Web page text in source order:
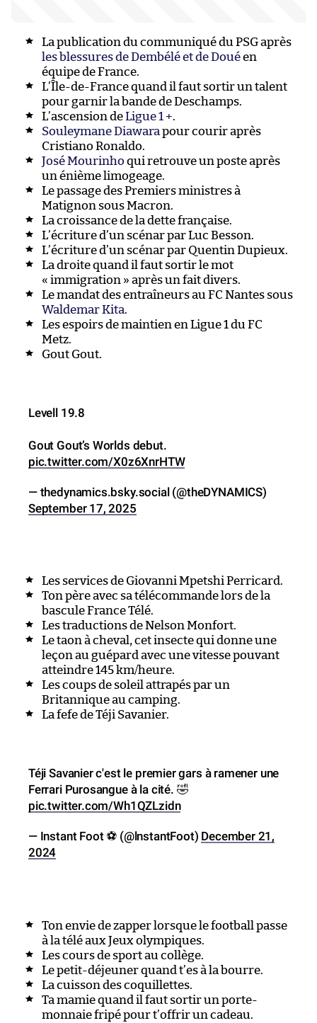
La publication du communiqué du PSG après
les blessures de Dembélé et de Douéen
équipe de France.
L’Île-de-France quand il faut sortir un talent
pour garnir la bande de Deschamps.
L’ascension deLigue 1 +.
Souleymane Diawara pour courir après
Cristiano Ronaldo.
José Mourinho qui retrouve un poste après
un énième limogeage.
Le passage des Premiers ministres à
Matignon sous Macron.
La croissance de la dette française.
L’écriture d’un scénar par Luc Besson.
L’écriture d’un scénar par Quentin Dupieux.
La droite quand il faut sortir le mot
« immigration » après un fait divers.
Le mandat des entraîneurs au FC Nantes sous
Waldemar Kita.
Les espoirs de maintien en Ligue 1 du FC
Metz.
Gout Gout.
Levell 19.8
Gout Gout’s Worlds debut.
pic.twitter.com/X0z6XnrHTW
— thedynamics.bsky.social (@theDYNAMICS)
September 17, 2025
Les services de Giovanni Mpetshi Perricard.
Ton père avec sa télécommande lors de la
bascule France Télé.
Les traductions de Nelson Monfort.
Le taon à cheval, cet insecte qui donne une
leçon au guépard avec une vitesse pouvant
atteindre 145 km/heure.
Les coups de soleil attrapés par un
Britannique au camping.
La fefe de Téji Savanier.
Téji Savanier c'est le premier gars à ramener une
Ferrari Purosangue à la cité. 🤣
pic.twitter.com/Wh1QZLzidn
— Instant Foot ⚽️ (@lnstantFoot) December 21,
2024
Ton envie de zapper lorsque le football passe
à la télé aux Jeux olympiques.
Les cours de sport au collège.
Le petit-déjeuner quand t’es à la bourre.
La cuisson des coquillettes.
Ta mamie quand il faut sortir un porte-
monnaie fripé pour t’offrir un cadeau.